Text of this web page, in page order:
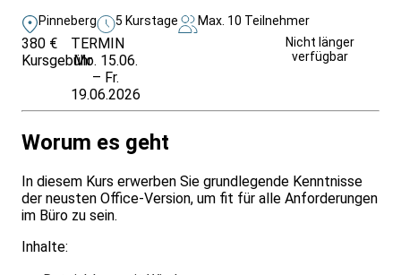
Pinneberg 5 Kurstage Max. 10 Teilnehmer
380 €
Kursgebühr
TERMIN
Mo. 15.06.
– Fr.
19.06.2026
Nicht länger
verfügbar
Worum es geht
In diesem Kurs erwerben Sie grundlegende Kenntnisse
der neusten Office-Version, um fit für alle Anforderungen
im Büro zu sein.
Inhalte: